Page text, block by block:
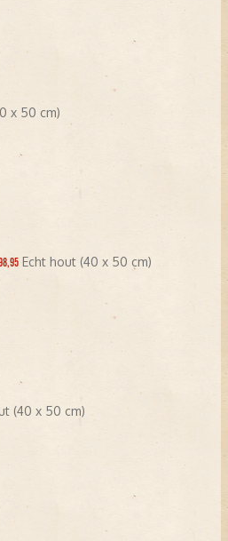
x 50 cm)
Echt hout (40 x 50 cm)
(40 x 50 cm)